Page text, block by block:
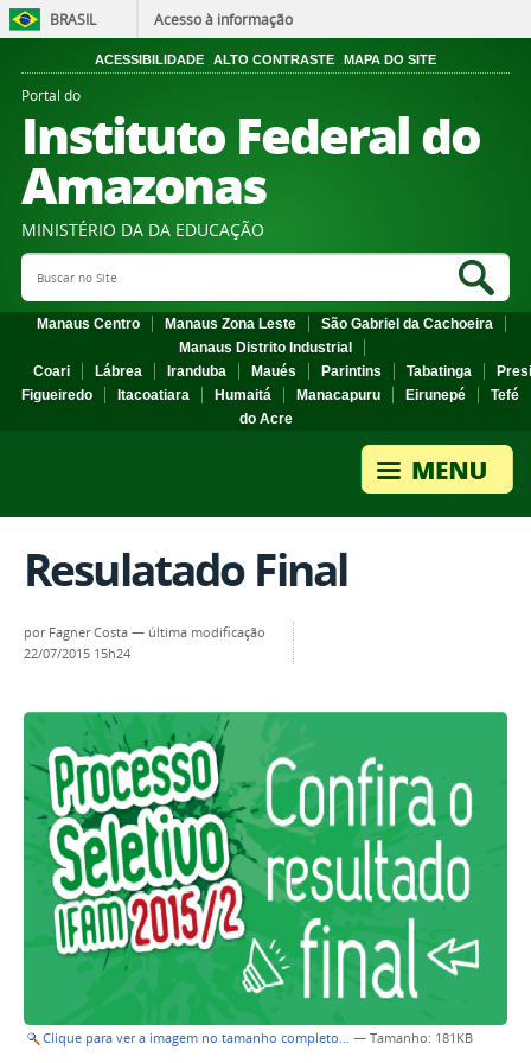
BRASIL Acesso à informação
ACESSIBILIDADE ALTO CONTRASTE MAPA DO SITE
Portal do
Instituto Federal do
Amazonas
MINISTÉRIO DA DA EDUCAÇÃO
Search Site
Manaus Centro Manaus Zona Leste
São Gabriel da Cachoeira
Manaus Distrito Industrial
Coari
Lábrea Iranduba Maués Parintins Tabatinga
Figueiredo
Itacoatiara Humaitá Manacapuru Eirunepé
Tefé
do Acre
Resulatado Final
por Fagner Costa — última modificação
22/07/2015 15h24
Clique para ver a imagem no tamanho completo… — Tamanho: 181KB